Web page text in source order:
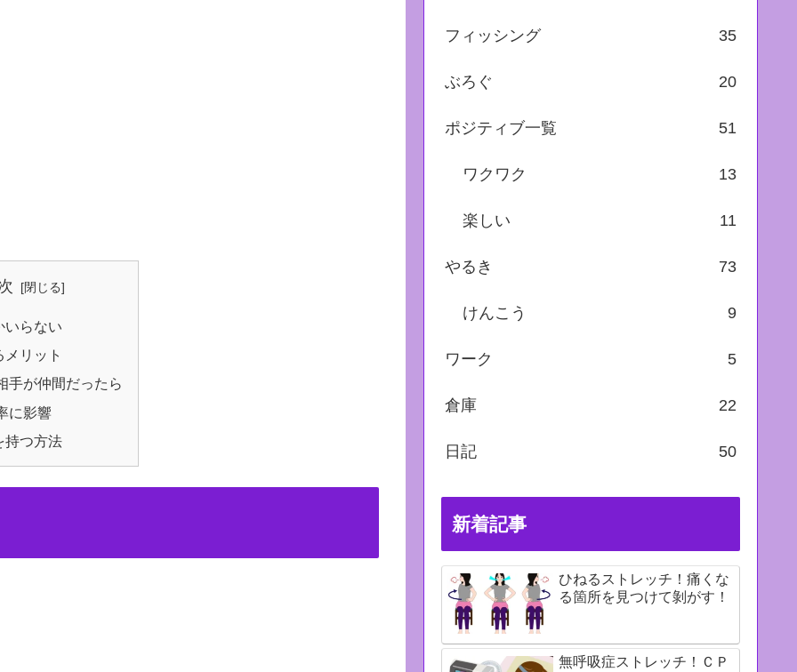
いらない
リット
手が仲間だったら
に影響
持つ方法
フィッシング 35
ぶろぐ 20
ポジティブ一覧 51
ワクワク 13
楽しい 11
やるき 73
けんこう 9
ワーク 5
倉庫 22
日記 50
新着記事
ひねるストレッチ！痛くな
る箇所を見つけて剝がす！
無呼吸症ストレッチ！ＣＰ